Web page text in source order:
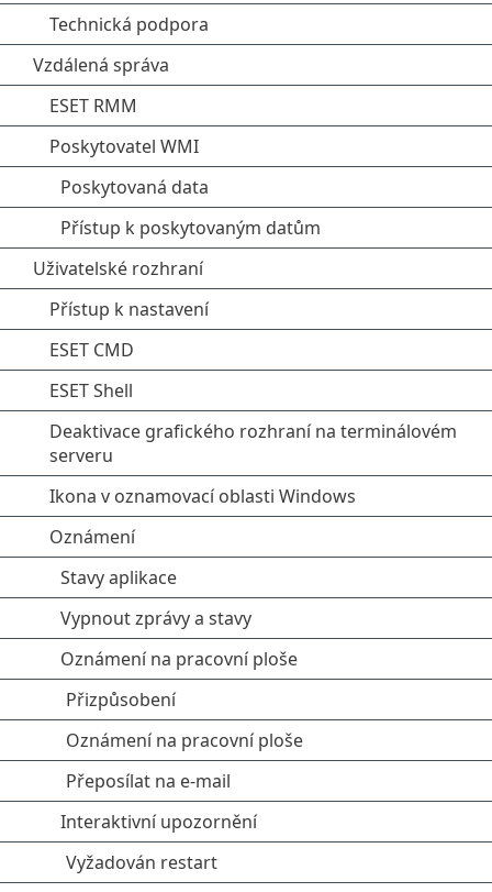
Technická podpora
Vzdálená správa
ESET RMM
Poskytovatel WMI
Poskytovaná data
Přístup k poskytovaným datům
Uživatelské rozhraní
Přístup k nastavení
ESET CMD
ESET Shell
Deaktivace grafického rozhraní na terminálovém
serveru
Ikona v oznamovací oblasti Windows
Oznámení
Stavy aplikace
Vypnout zprávy a stavy
Oznámení na pracovní ploše
Přizpůsobení
Oznámení na pracovní ploše
Přeposílat na e-mail
Interaktivní upozornění
Vyžadován restart